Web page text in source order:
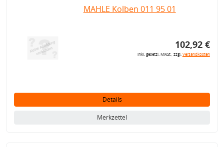
MAHLE Kolben 011 95 01
102,92 €
inkl. gesetzl. MwSt., zzgl.Versandkosten
Details
Merkzettel